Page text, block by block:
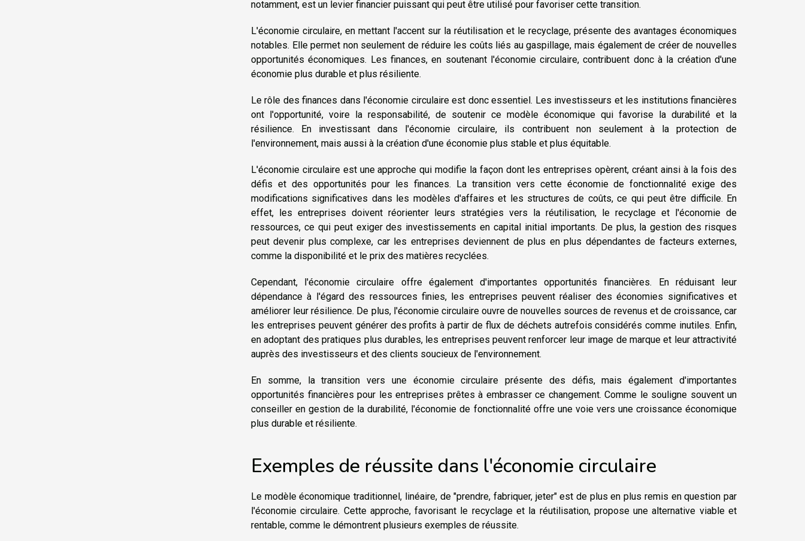
notamment, est un levier financier puissant qui peut être utilisé pour favoriser cette transition.
L'économie circulaire, en mettant l'accent sur la réutilisation et le recyclage, présente des avantages économiques
notables. Elle permet non seulement de réduire les coûts liés au gaspillage, mais également de créer de nouvelles
opportunités économiques. Les finances, en soutenant l'économie circulaire, contribuent donc à la création d'une
économie plus durable et plus résiliente.
Le rôle des finances dans l'économie circulaire est donc essentiel. Les investisseurs et les institutions financières
ont l'opportunité, voire la responsabilité, de soutenir ce modèle économique qui favorise la durabilité et la
résilience. En investissant dans l'économie circulaire, ils contribuent non seulement à la protection de
l'environnement, mais aussi à la création d'une économie plus stable et plus équitable.
L'économie circulaire est une approche qui modifie la façon dont les entreprises opèrent, créant ainsi à la fois des
défis et des opportunités pour les finances. La transition vers cette économie de fonctionnalité exige des
modifications significatives dans les modèles d'affaires et les structures de coûts, ce qui peut être difficile. En
effet, les entreprises doivent réorienter leurs stratégies vers la réutilisation, le recyclage et l'économie de
ressources, ce qui peut exiger des investissements en capital initial importants. De plus, la gestion des risques
peut devenir plus complexe, car les entreprises deviennent de plus en plus dépendantes de facteurs externes,
comme la disponibilité et le prix des matières recyclées.
Cependant, l'économie circulaire offre également d'importantes opportunités financières. En réduisant leur
dépendance à l'égard des ressources finies, les entreprises peuvent réaliser des économies significatives et
améliorer leur résilience. De plus, l'économie circulaire ouvre de nouvelles sources de revenus et de croissance, car
les entreprises peuvent générer des profits à partir de flux de déchets autrefois considérés comme inutiles. Enfin,
en adoptant des pratiques plus durables, les entreprises peuvent renforcer leur image de marque et leur attractivité
auprès des investisseurs et des clients soucieux de l'environnement.
En somme, la transition vers une économie circulaire présente des défis, mais également d'importantes
opportunités financières pour les entreprises prêtes à embrasser ce changement. Comme le souligne souvent un
conseiller en gestion de la durabilité, l'économie de fonctionnalité offre une voie vers une croissance économique
plus durable et résiliente.
Exemples de réussite dans l'économie circulaire
Le modèle économique traditionnel, linéaire, de "prendre, fabriquer, jeter" est de plus en plus remis en question par
l'économie circulaire. Cette approche, favorisant le recyclage et la réutilisation, propose une alternative viable et
rentable, comme le démontrent plusieurs exemples de réussite.